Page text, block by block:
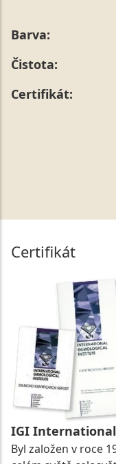
Barva:
Čistota:
Certifikát:
Certifikát
IGI
Byl založen v roce